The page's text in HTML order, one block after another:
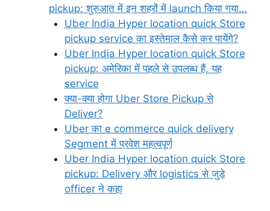
pickup: शुरुआत में इन शहरों में launch किया गया…
Uber India Hyper location quick Store
pickup service का इस्तेमाल कैसे कर पायेंगे?
Uber India Hyper location quick Store
pickup: अमेरिका में पहले से उपलब्ध हैं, यह
service
क्या-क्या होगा Uber Store Pickup से
Deliver?
Uber का e commerce quick delivery
Segment में प्रवेश महत्वपूर्ण
Uber India Hyper location quick Store
pickup: Delivery और logistics से जुड़े
officer ने कहा